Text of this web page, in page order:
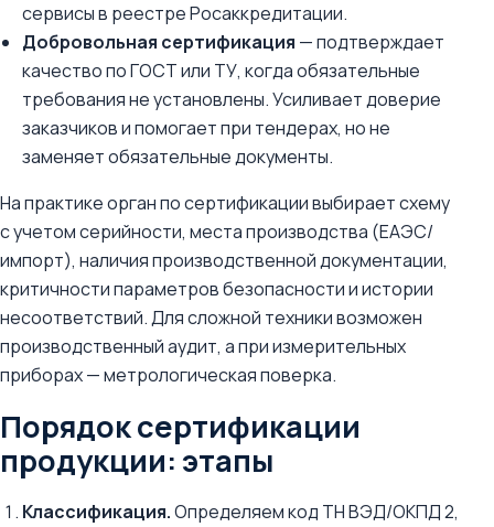
сервисы в реестре Росаккредитации.
Добровольная сертификация — подтверждает
качество по ГОСТ или ТУ, когда обязательные
требования не установлены. Усиливает доверие
заказчиков и помогает при тендерах, но не
заменяет обязательные документы.
На практике орган по сертификации выбирает схему
с учетом серийности, места производства (ЕАЭС/
импорт), наличия производственной документации,
критичности параметров безопасности и истории
несоответствий. Для сложной техники возможен
производственный аудит, а при измерительных
приборах — метрологическая поверка.
Порядок сертификации
продукции: этапы
Классификация.Определяем код ТН ВЭД/ОКПД 2,